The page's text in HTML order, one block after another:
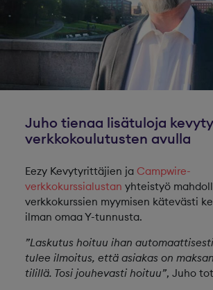
Juho tienaa lisätuloja
verkkokoulutusten avulla
Eezy Kevytyrittäjien ja Campwire-
verkkokurssialustan yhteistyö
verkkokurssien myymisen kätevästi
ilman omaa Y-tunnusta.
”Laskutus hoituu ihan
tulee ilmoitus, että asiakas on
tilillä. Tosi jouhevasti hoituu”, Juho